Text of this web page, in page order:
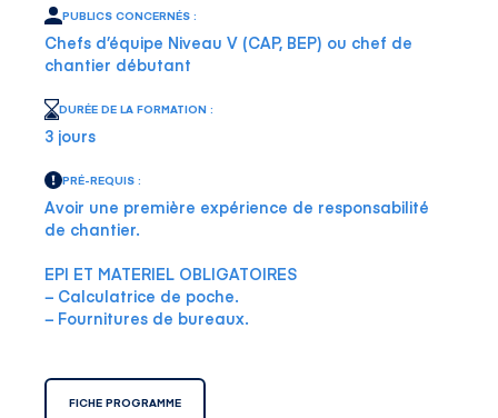
PUBLICS CONCERNÉS :
Chefs d’équipe Niveau V (CAP, BEP) ou chef de
chantier débutant
DURÉE DE LA FORMATION :
3 jours
PRÉ-REQUIS :
Avoir une première expérience de responsabilité
de chantier.
EPI ET MATERIEL OBLIGATOIRES
− Calculatrice de poche.
− Fournitures de bureaux.
FICHE PROGRAMME